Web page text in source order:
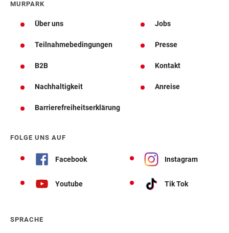
MURPARK
Über uns Jobs
Teilnahmebedingungen Presse
B2B Kontakt
Nachhaltigkeit Anreise
Barrierefreiheitserklärung
FOLGE UNS AUF
Facebook Instagram
Youtube Tik Tok
SPRACHE